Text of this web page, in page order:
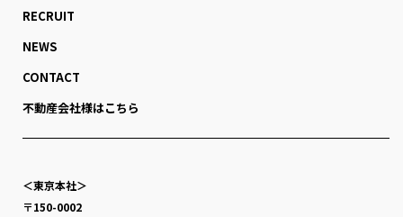
RECRUIT
NEWS
CONTACT
不動産会社様はこちら
＜東京本社＞
〒150-0002